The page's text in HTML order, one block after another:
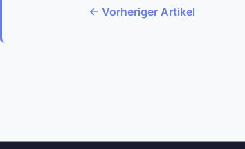
← Vorheriger Artikel